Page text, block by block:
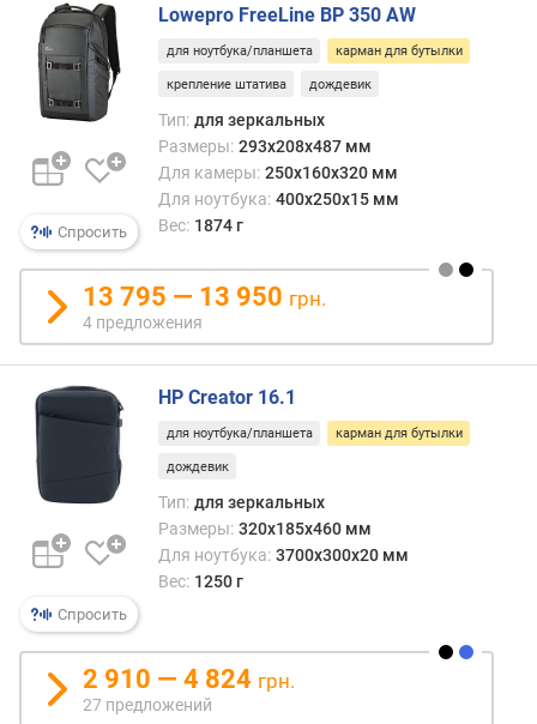
Спросить
Lowepro FreeLine BP 350 AW
для ноутбука/планшета карман для бутылки
крепление штатива дождевик
Тип: для зеркальных
Размеры: 293x208x487 мм
Для камеры: 250x160x320 мм
Для ноутбука: 400x250x15 мм
Вес: 1874 г
13 795 — 13 950 грн.
4 предложения
Спросить
HP Creator 16.1
для ноутбука/планшета карман для бутылки
дождевик
Тип: для зеркальных
Размеры: 320x185x460 мм
Для ноутбука: 3700x300x20 мм
Вес: 1250 г
2 910 — 4 824 грн.
27 предложений